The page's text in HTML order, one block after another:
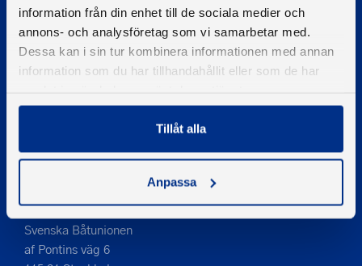
information från din enhet till de sociala medier och
annons- och analysföretag som vi samarbetar med.
Dessa kan i sin tur kombinera informationen med annan
information som du har tillhandahållit eller som de har
Tillåt alla
Anpassa
PIGMENT WEBBYRÅ
Kontakta oss
08-545 859 60
Adress
Svenska Båtunionen
af Pontins väg 6